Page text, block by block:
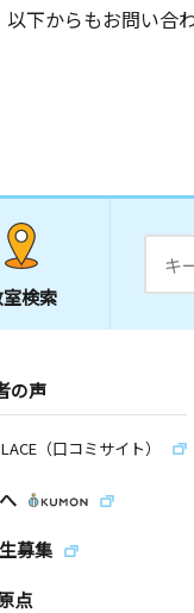
下からもお問い合
検索
の声
（口コミサイト）
募集
点